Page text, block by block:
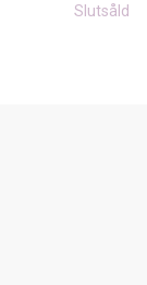
Slutsåld